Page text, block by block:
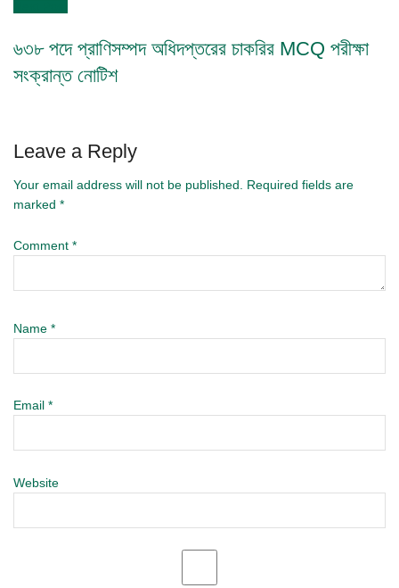
৬৩৮ পদে প্রাণিসম্পদ অধিদপ্তরের চাকরির MCQ পরীক্ষা
সংক্রান্ত নোটিশ
Leave a Reply
Your email address will not be published.
Required fields are
marked *
Comment *
Name *
Email *
Website